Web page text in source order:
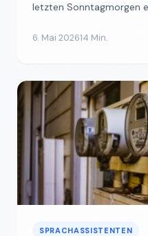
letzten Sonntagmorgen
6. Mai 202614 Min.
SPRACHASSISTENTEN